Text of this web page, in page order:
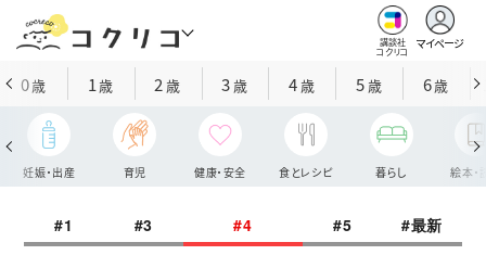
講談社
コクリコ
マイページ
0歳 1歳 2 歳 3歳 4歳 5歳 6歳
妊娠・出産 育児 健康・安全 食とレシピ 暮らし 絵本・
#1 #3 #4 #5 #最新